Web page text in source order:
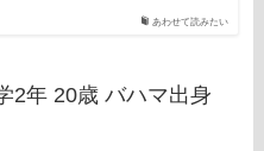
あわせて読みたい
2年 20歳 バハマ出身